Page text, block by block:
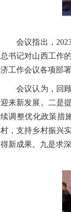
会议指出，2023
总书记对山西工作
济工作会议各项部
会议认为，回顾
迎来新发展。二是
续调整优化政策措
村，支持乡村振兴
得新成果。九是求